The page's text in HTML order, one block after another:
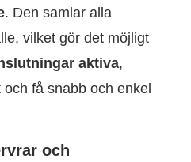
. Den samlar alla
vilket gör det möjligt
aktiva,
få snabb och enkel
och